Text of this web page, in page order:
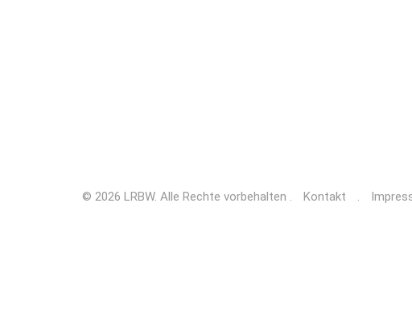
© 2026 LRBW. Alle Rechte vorbehalten . Kontakt .